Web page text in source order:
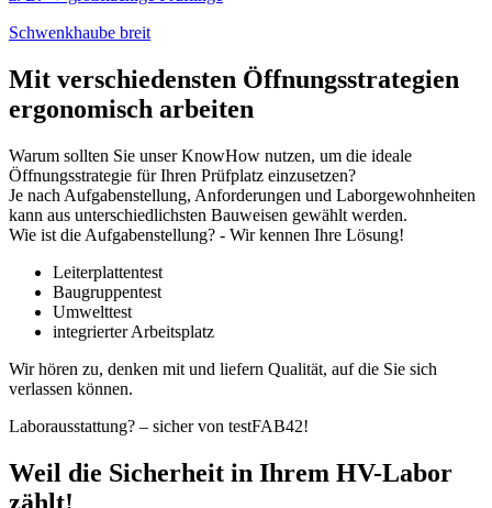
Schwenkhaube breit
Mit verschiedensten Öffnungsstrategien
ergonomisch arbeiten
Warum sollten Sie unser KnowHow nutzen, um die ideale
Öffnungsstrategie für Ihren Prüfplatz einzusetzen?
Je nach Aufgabenstellung, Anforderungen und Laborgewohnheiten
kann aus unterschiedlichsten Bauweisen gewählt werden.
Wie ist die Aufgabenstellung? - Wir kennen Ihre Lösung!
Leiterplattentest
Baugruppentest
Umwelttest
integrierter Arbeitsplatz
Wir hören zu, denken mit und liefern Qualität, auf die Sie sich
verlassen können.
Laborausstattung? – sicher von testFAB42!
Weil die Sicherheit in Ihrem HV-Labor
zählt!